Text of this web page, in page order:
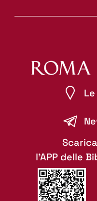
l'APP delle